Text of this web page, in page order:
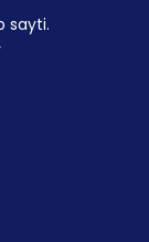
sayti.